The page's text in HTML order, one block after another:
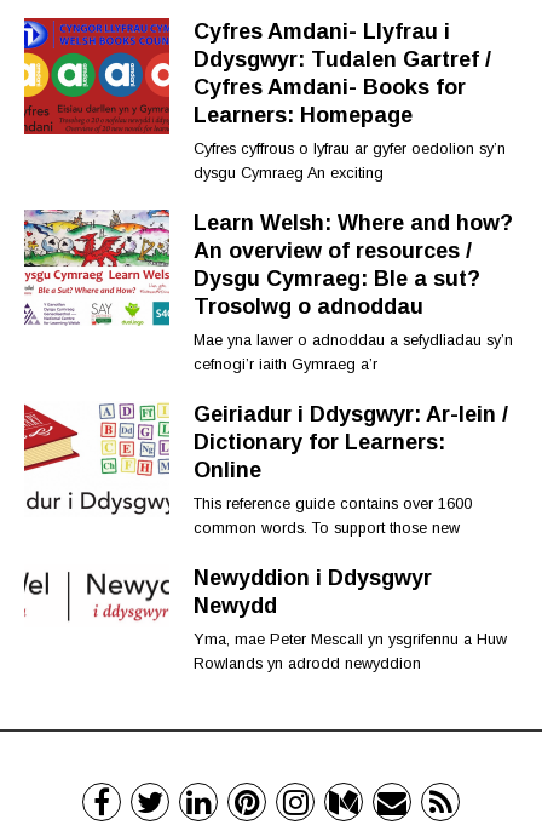
Cyfres Amdani- Llyfrau i
Ddysgwyr: Tudalen Gartref /
Cyfres Amdani- Books for
Learners: Homepage
Cyfres cyffrous o lyfrau ar gyfer oedolion sy’n
dysgu Cymraeg An exciting
Learn Welsh: Where and how?
An overview of resources /
Dysgu Cymraeg: Ble a sut?
Trosolwg o adnoddau
Mae yna lawer o adnoddau a sefydliadau sy’n
cefnogi’r iaith Gymraeg a’r
Geiriadur i Ddysgwyr: Ar-lein /
Dictionary for Learners:
Online
This reference guide contains over 1600
common words. To support those new
Newyddion i Ddysgwyr
Newydd
Yma, mae Peter Mescall yn ysgrifennu a Huw
Rowlands yn adrodd newyddion